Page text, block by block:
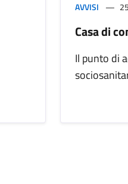
AVVISI
Casa di
Il punto di